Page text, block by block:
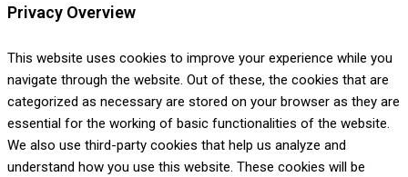
Privacy Overview
This website uses cookies to improve your experience while you
navigate through the website. Out of these, the cookies that are
categorized as necessary are stored on your browser as they are
essential for the working of basic functionalities of the website.
We also use third-party cookies that help us analyze and
understand how you use this website. These cookies will be